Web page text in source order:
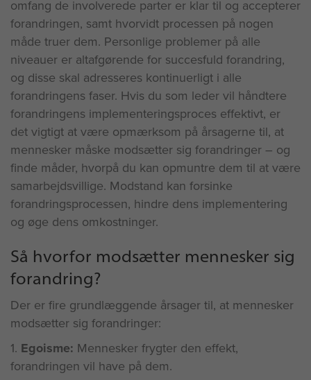
omfang de involverede parter er klar til og accepterer
forandringen, samt hvorvidt processen på nogen
måde truer dem. Personlige problemer på alle
niveauer er altafgørende for succesfuld forandring,
og disse skal adresseres kontinuerligt i alle
forandringens faser. Hvis du som leder vil håndtere
forandringens implementeringsproces effektivt, er
det vigtigt at være opmærksom på årsagerne til, at
mennesker måske modsætter sig forandringer – og
finde måder, hvorpå du kan opmuntre dem til at være
samarbejdsvillige. Modstand kan forsinke
forandringsprocessen, hindre dens implementering
og øge dens omkostninger.
Så hvorfor modsætter mennesker sig
forandring?
Der er fire grundlæggende årsager til, at mennesker
modsætter sig forandringer:
1. Egoisme: Mennesker frygter den effekt,
forandringen vil have på dem.